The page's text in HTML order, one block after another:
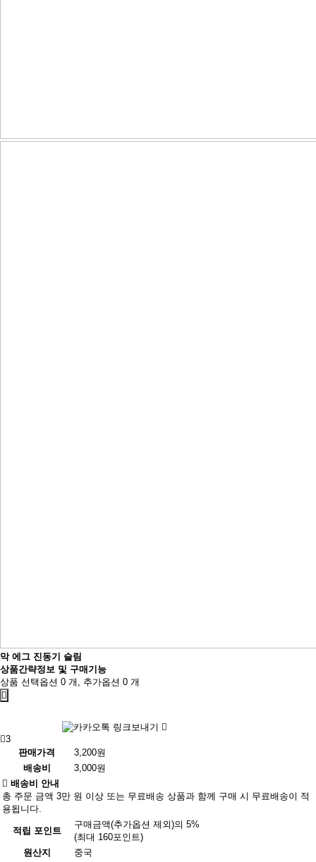
막 에그 진동기 슬림
상품간략정보 및 구매기능
상품 선택옵션 0 개, 추가옵션 0 개
3
판매가격
3,200원
배송비
3,000원
배송비 안내
총 주문 금액 3만 원 이상 또는 무료배송 상품과 함께 구매 시 무료배송이 적
용됩니다.
적립 포인트
구매금액(추가옵션 제외)의 5%
(최대 160포인트)
원산지
중국